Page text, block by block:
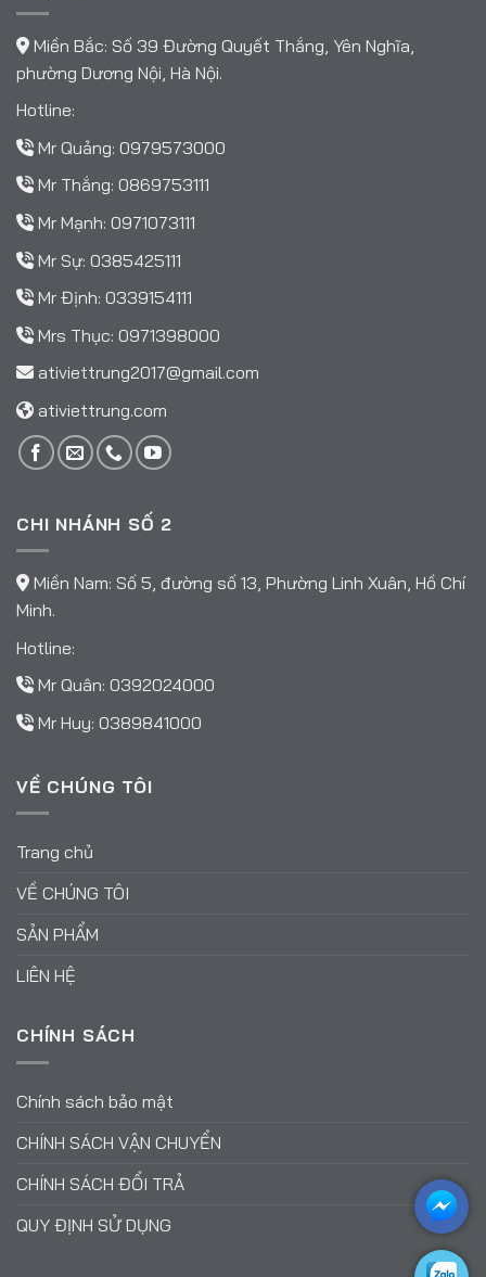
Miền Bắc: Số 39 Đường Quyết Thắng, Yên Nghĩa,
phường Dương Nội, Hà Nội.
Hotline:
Mr Quảng: 0979573000
Mr Thắng: 0869753111
Mr Mạnh: 0971073111
Mr Sự: 0385425111
Mr Định: 0339154111
Mrs Thục: 0971398000
ativiettrung2017@gmail.com
ativiettrung.com
CHI NHÁNH SỐ 2
Miền Nam: Số 5, đường số 13, Phường Linh Xuân, Hồ Chí
Minh.
Hotline:
Mr Quân: 0392024000
Mr Huy: 0389841000
VỀ CHÚNG TÔI
Trang chủ
VỀ CHÚNG TÔI
SẢN PHẨM
LIÊN HỆ
CHÍNH SÁCH
Chính sách bảo mật
CHÍNH SÁCH VẬN CHUYỂN
CHÍNH SÁCH ĐỔI TRẢ
QUY ĐỊNH SỬ DỤNG